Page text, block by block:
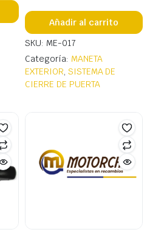
Añadir al carrito
SKU: ME-017
Categoría: MANETA
EXTERIOR, SISTEMA DE
CIERRE DE PUERTA